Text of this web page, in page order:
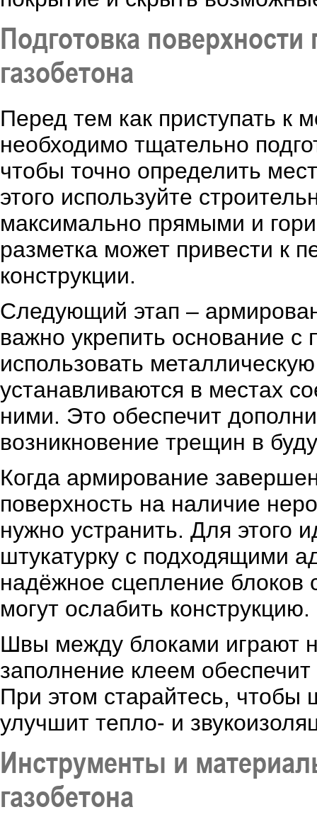
Подготовка
газобетона
Перед тем как приступать к
необходимо тщательно
чтобы точно определить
этого используйте
максимально прямыми и
разметка может привести к
конструкции.
Следующий этап –
важно укрепить основание
использовать
устанавливаются в местах
ними. Это обеспечит
возникновение трещин в
Когда армирование
поверхность на наличие
нужно устранить. Для этого
штукатурку с подходящими
надёжное сцепление блоков
могут ослабить конструкцию.
Швы между блоками играют
заполнение клеем
При этом старайтесь,
улучшит тепло- и
Инструменты и
газобетона